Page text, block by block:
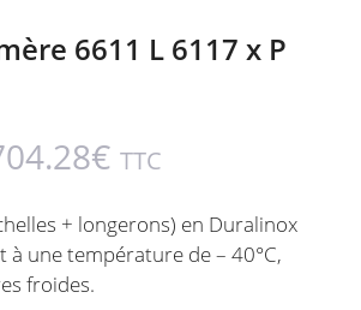
6611 L 6117 x P
€ TTC
+ longerons) en Duralinox
une température de – 40°C,
froides.